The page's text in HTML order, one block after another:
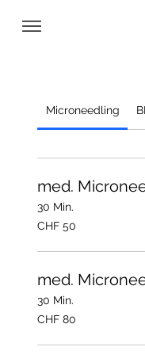
Microneedling
med.
30 Min.
50
Schweizer
CHF 50
med.
30 Min.
80
Schweizer
CHF 80